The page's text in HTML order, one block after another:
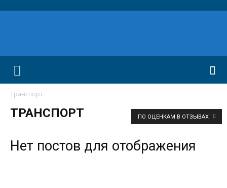
Транспорт
ТРАНСПОРТ ПО ОЦЕНКАМ В ОТЗЫВАХ
Нет постов для отображения